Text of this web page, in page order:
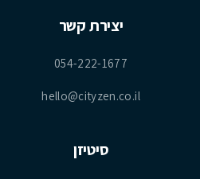
יצירת קשר
054-222-1677
hello@cityzen.co.il
סיטיזן